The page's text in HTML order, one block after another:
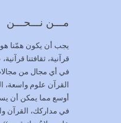
مـــن نـــحـــن
يجب أن يكون همّنا هو
قرآنية، ثقافتنا
في أي مجال من
القرآن علوم واسعة،
أوسع مما يمكن أن
في مداركك، القرآن